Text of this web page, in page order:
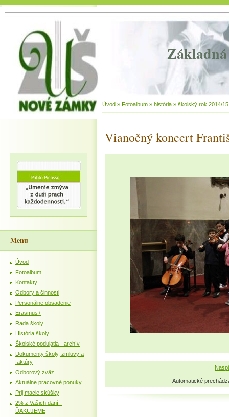
Základná
Úvod » Fotoalbum » história » školský rok 2014/15
Vianočný koncert
Automatické
Menu
Úvod
Fotoalbum
Kontakty
Odbory a činnosti
Personálne obsadenie
Erasmus+
Rada školy
História školy
Školské podujatia - archív
Dokumenty školy, zmluvy a
faktúry
Odborový zväz
Aktuálne pracovné ponuky
Prijímacie skúšky
2% z Vašich daní -
ĎAKUJEME